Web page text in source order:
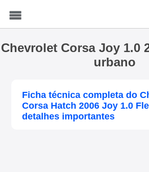
Chevrolet Corsa Joy 1.0
urbano
Ficha técnica completa do
Corsa Hatch 2006 Joy 1.0
detalhes importantes